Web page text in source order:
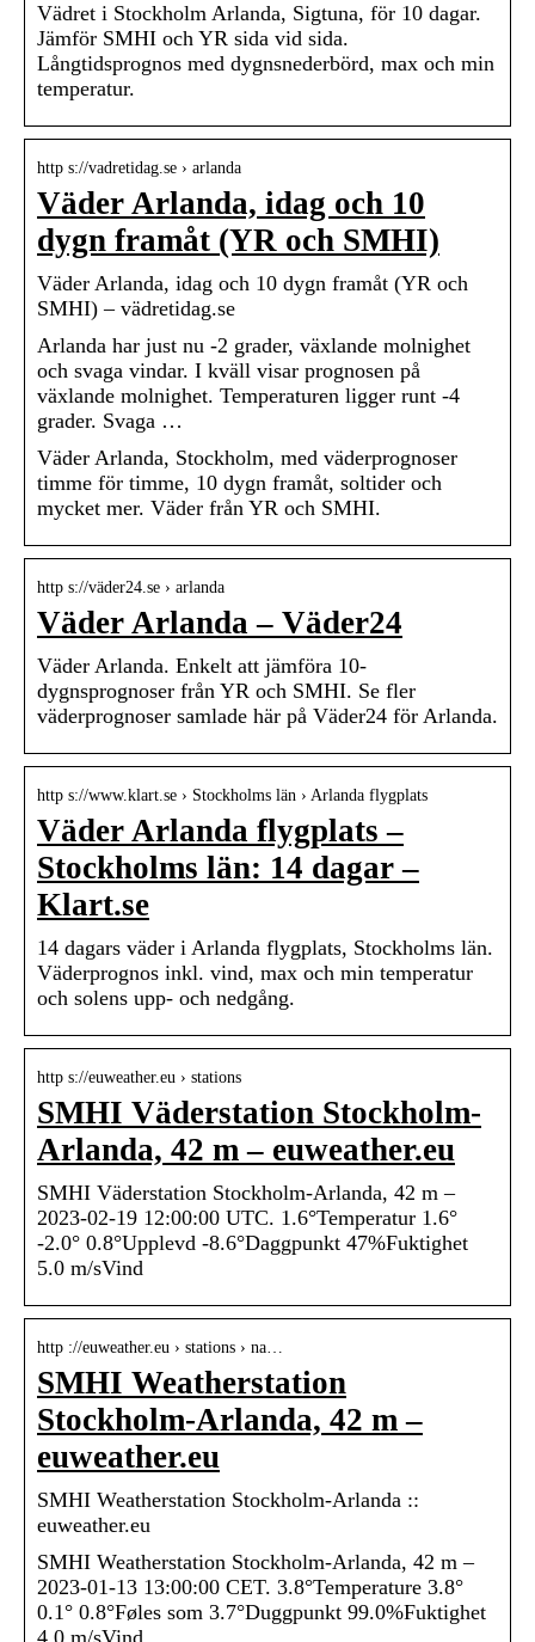
Vädret i Stockholm Arlanda, Sigtuna, för 10 dagar.
Jämför SMHI och YR sida vid sida.
Långtidsprognos med dygnsnederbörd, max och min
temperatur.
http s://vadretidag.se › arlanda
Väder Arlanda, idag och 10
dygn framåt (YR och SMHI)
Väder Arlanda, idag och 10 dygn framåt (YR och
SMHI) – vädretidag.se
Arlanda har just nu -2 grader, växlande molnighet
och svaga vindar. I kväll visar prognosen på
växlande molnighet. Temperaturen ligger runt -4
grader. Svaga …
Väder Arlanda, Stockholm, med väderprognoser
timme för timme, 10 dygn framåt, soltider och
mycket mer. Väder från YR och SMHI.
http s://väder24.se › arlanda
Väder Arlanda – Väder24
Väder Arlanda. Enkelt att jämföra 10-
dygnsprognoser från YR och SMHI. Se fler
väderprognoser samlade här på Väder24 för Arlanda.
http s://www.klart.se › Stockholms län › Arlanda flygplats
Väder Arlanda flygplats –
Stockholms län: 14 dagar –
Klart.se
14 dagars väder i Arlanda flygplats, Stockholms län.
Väderprognos inkl. vind, max och min temperatur
och solens upp- och nedgång.
http s://euweather.eu › stations
SMHI Väderstation Stockholm-
Arlanda, 42 m – euweather.eu
SMHI Väderstation Stockholm-Arlanda, 42 m –
2023-02-19 12:00:00 UTC. 1.6°Temperatur 1.6°
-2.0° 0.8°Upplevd -8.6°Daggpunkt 47%Fuktighet
5.0 m/sVind
http ://euweather.eu › stations › na…
SMHI Weatherstation
Stockholm-Arlanda, 42 m –
euweather.eu
SMHI Weatherstation Stockholm-Arlanda ::
euweather.eu
SMHI Weatherstation Stockholm-Arlanda, 42 m –
2023-01-13 13:00:00 CET. 3.8°Temperature 3.8°
0.1° 0.8°Føles som 3.7°Duggpunkt 99.0%Fuktighet